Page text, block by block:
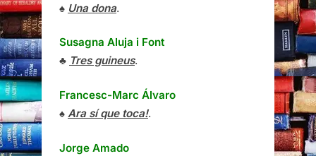
♠ Una dona.
Susagna Aluja i Font
♣ Tres guineus.
Francesc-Marc Álvaro
♠ Ara sí que toca!.
Jorge Amado